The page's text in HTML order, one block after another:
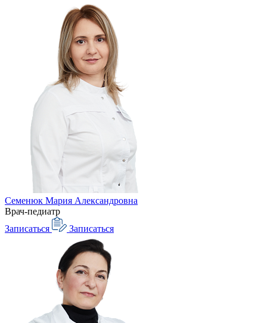
Семенюк Мария Александровна
Врач-педиатр
Записаться
Записаться